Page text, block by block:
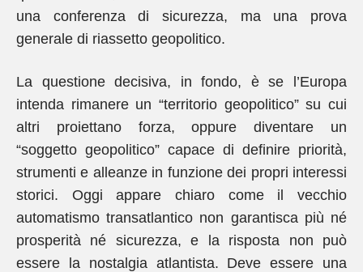
una conferenza di sicurezza, ma una prova
generale di riassetto geopolitico.
La questione decisiva, in fondo, è se l’Europa
intenda rimanere un “territorio geopolitico” su cui
altri proiettano forza, oppure diventare un
“soggetto geopolitico” capace di definire priorità,
strumenti e alleanze in funzione dei propri interessi
storici. Oggi appare chiaro come il vecchio
automatismo transatlantico non garantisca più né
prosperità né sicurezza, e la risposta non può
essere la nostalgia atlantista. Deve essere una